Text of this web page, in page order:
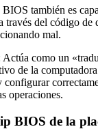
también es
través del código
mal.
Actúa como un
de la
operaciones.
BIOS de la